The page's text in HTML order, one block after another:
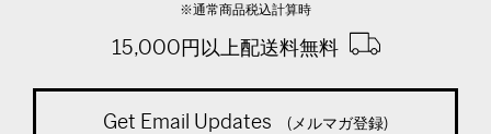
※通常商品税込計算時
15,000円以上配送料無料
Get Email Updates (メルマガ登録)